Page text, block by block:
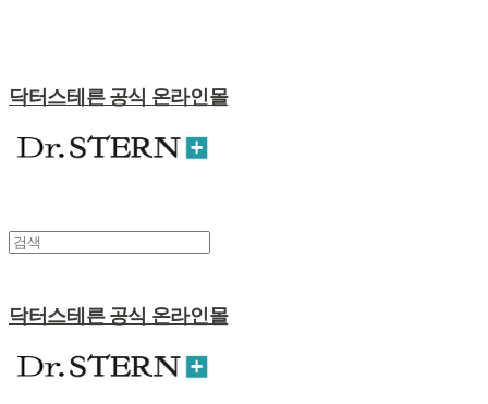
닥터스테른 공식 온라인몰
닥터스테른 공식 온라인몰